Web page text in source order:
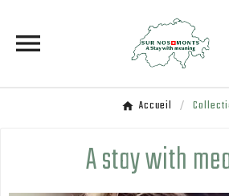

Accueil
A stay with